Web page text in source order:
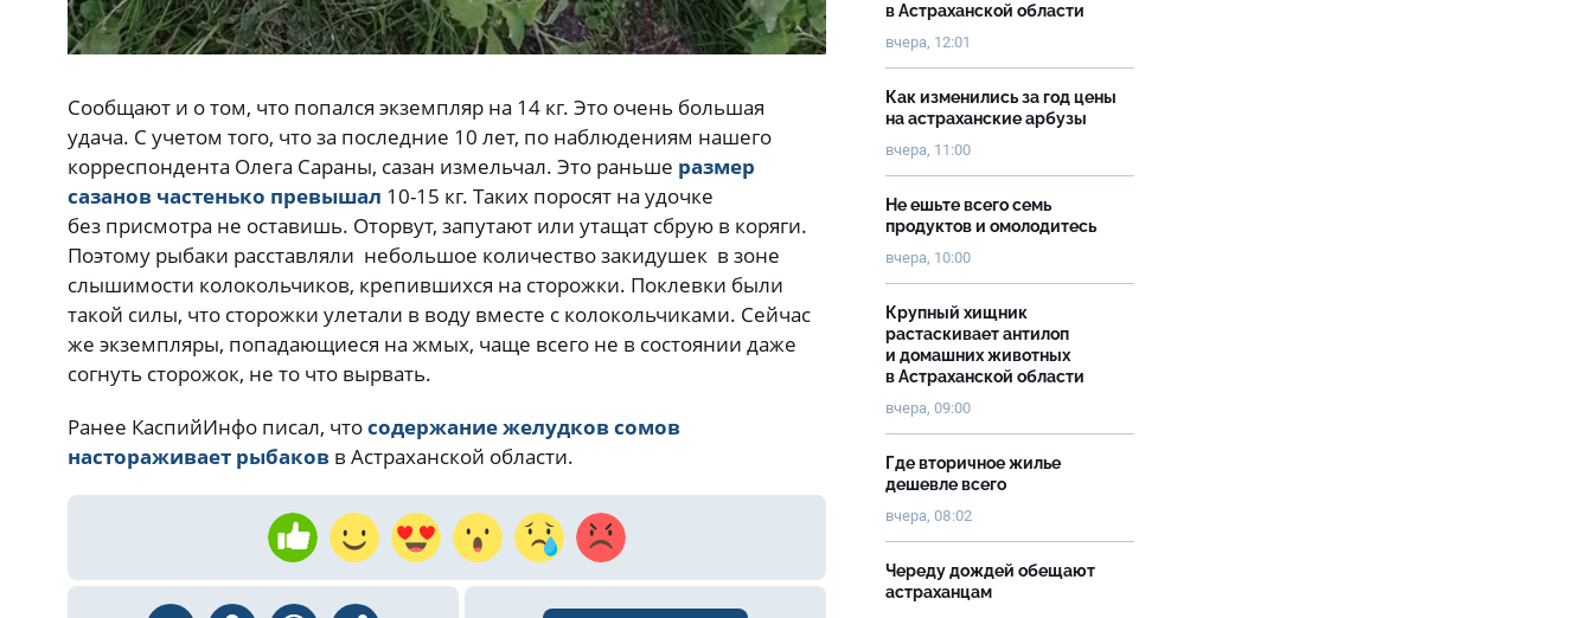
Сообщают и о том, что попался экземпляр на 14 кг. Это очень большая
удача. С учетом того, что за последние 10 лет, по наблюдениям нашего
корреспондента Олега Сараны, сазан измельчал. Это раньше размер
сазанов частенько превышал 10-15 кг. Таких поросят на удочке
без присмотра не оставишь. Оторвут, запутают или утащат сбрую в коряги.
Поэтому рыбаки расставляли небольшое количество закидушек в зоне
слышимости колокольчиков, крепившихся на сторожки. Поклевки были
такой силы, что сторожки улетали в воду вместе с колокольчиками. Сейчас
же экземпляры, попадающиеся на жмых, чаще всего не в состоянии даже
согнуть сторожок, не то что вырвать.
Ранее КаспийИнфо писал, чтосодержание желудков сомов
настораживает рыбаков в Астраханской области.
в Астраханской области
вчера, 12:01
Как изменились за год цены
на астраханские арбузы
вчера, 11:00
Не ешьте всего семь
продуктов и омолодитесь
вчера, 10:00
Крупный хищник
растаскивает антилоп
и домашних животных
в Астраханской области
вчера, 09:00
Где вторичное жилье
дешевле всего
вчера, 08:02
Череду дождей обещают
астраханцам